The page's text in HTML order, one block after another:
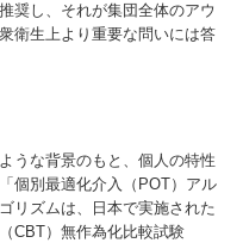
奨し、それが集団全体のアウ
衛生上より重要な問いには答
うな背景のもと、個人の特性
個別最適化介入（POT）アル
リズムは、日本で実施された
CBT）無作為化比較試験